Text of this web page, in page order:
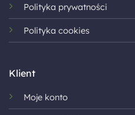
Polityka prywatności
Polityka cookies
Klient
Moje konto